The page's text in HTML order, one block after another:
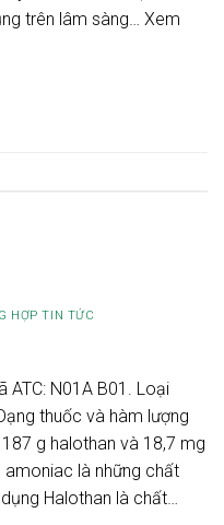
trên lâm sàng… Xem
HỢP TIN TỨC
ATC: N01A B01. Loại
thuốc và hàm lượng
g halothan và 18,7 mg
amoniac là những chất
Halothan là chất…